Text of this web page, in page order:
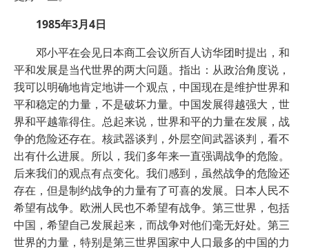
1985年3月4日
邓小平在会见日本商工会议所百人访华团时提出，和
平和发展是当代世界的两大问题。指出：从政治角度说，
我可以明确地肯定地讲一个观点，中国现在是维护世界和
平和稳定的力量，不是破坏力量。中国发展得越强大，世
界和平越靠得住。总起来说，世界和平的力量在发展，战
争的危险还存在。核武器谈判，外层空间武器谈判，看不
出有什么进展。所以，我们多年来一直强调战争的危险。
后来我们的观点有点变化。我们感到，虽然战争的危险还
存在，但是制约战争的力量有了可喜的发展。日本人民不
希望有战争。欧洲人民也不希望有战争。第三世界，包括
中国，希望自己发展起来，而战争对他们毫无好处。第三
世界的力量，特别是第三世界国家中人口最多的中国的力